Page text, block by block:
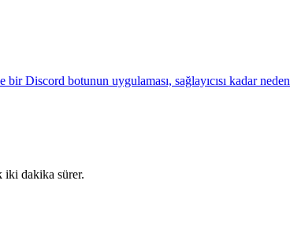
bir Discord botunun uygulaması, sağlayıcısı kadar
iki dakika sürer.